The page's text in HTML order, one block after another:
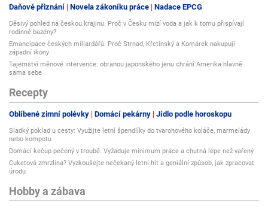
Daňové přiznání Novela zákoníku práce Nadace EPCG
Děsivý pohled na českou krajinu. Proč v Česku mizí voda a jak k tomu přispívají
rodinné bazény?
Emancipace českých miliardářů. Proč Strnad, Křetínský a Komárek nakupují
západní ikony
Tajemství měnové intervence: obranou japonského jenu chrání Amerika hlavně
sama sebe
Recepty
Oblíbené zimní polévky Domácí pekárny Jídlo podle horoskopu
Sladký poklad u cesty: Využijte letní špendlíky do tvarohového koláče, marmelády
nebo kompotu
Domácí kečup pečený v troubě: Vyžaduje minimum práce a chutná lépe než vařený
Cuketová zmrzlina? Vyzkoušejte nečekaný letní hit a geniální způsob, jak zpracovat
úrodu
Hobby a zábava